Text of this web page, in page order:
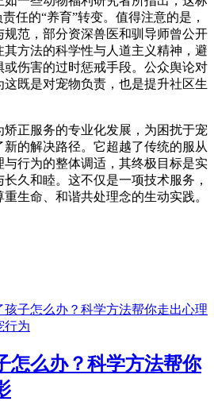
任的“养育”转变。值得注意的是，
范，部分资深兽医和驯导师曾公开
方法的科学性与人道主义精神，避
伤害的过时惩戒手段。公众舆论对
既是对宠物负责，也是提升社区生
正服务的专业化发展，为困扰于宠
的解决路径。它超越了传统的服从
行为的整体调适，其终极目标是实
久和睦。这不仅是一项技术服务，
生命、和谐共处理念的生动实践。
怎么办？科学方法帮你